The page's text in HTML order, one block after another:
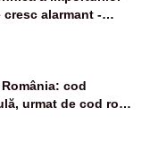
cresc alarmant -
cod
urmat de cod roșu
urcă spre 40°C